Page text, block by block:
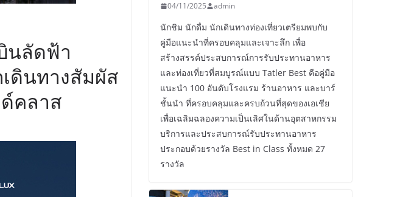
นลัดฟ้า
ดินทางสัมผัส
คลาส
04/11/2025 admin
นักชิม นักดื่ม นักเดินทางท่องเที่ยวเตรียมพบกับ
คู่มือแนะนำที่ครอบคลุมและเจาะลึก เพื่อ
สร้างสรรค์ประสบการณ์การรับประทานอาหาร
และท่องเที่ยวที่สมบูรณ์แบบ Tatler Best คือคู่มือ
แนะนำ 100 อันดับโรงแรม ร้านอาหาร และบาร์
ชั้นนำ ที่ครอบคลุมและครบถ้วนที่สุดของเอเชีย
เพื่อเฉลิมฉลองความเป็นเลิศในด้านอุตสาหกรรม
บริการและประสบการณ์รับประทานอาหาร
ประกอบด้วยรางวัล Best in Class ทั้งหมด 27
รางวัล